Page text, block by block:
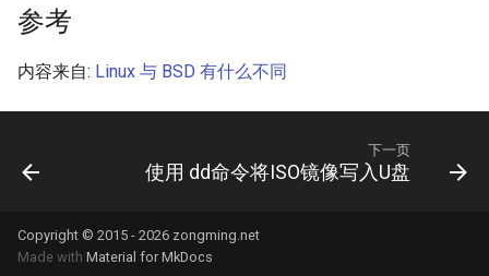
Docker 容器端口映射
容器多个进程
Docker exec 命令
步？
VMware vSphere Web客户端
VMware vSphere 5.5 SIOC
VMware vSphere 5.5 发布
VMware vSphere ESXi 需要整
VMware Login to the query
Mysql 高可用
Mysql Innodb 使用独立表空
参考
内容来自: Linux 与 BSD 有什么不同
下一页
使用 dd命令将ISO镜像写入U盘
Copyright © 2015 - 2026 zongming.net
Made with Material for MkDocs